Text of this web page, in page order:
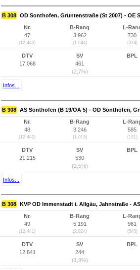
B 308 OD Sonthofen, Grüntenstraße (St 2007) - OE
Nr.
47
(12.443)
B-Rang
3.962
(1.644)
L-
730
(324)
DTV
17.068
SV
461
(2,7%)
BPL
Infos...
B 308 AS Sonthofen (B 19/OA 5) - OD Sonthofen,
Nr.
48
(12.442)
B-Rang
3.246
(1.015)
L-
585
(191)
DTV
21.215
SV
530
(2,5%)
BPL
Infos...
B 308 KVP OD Immenstadt i. Allgäu, Jahnstraße -
Nr.
49
(12.441)
B-Rang
5.191
(2.824)
L-
961
(548)
DTV
12.841
SV
244
(1,9%)
BPL